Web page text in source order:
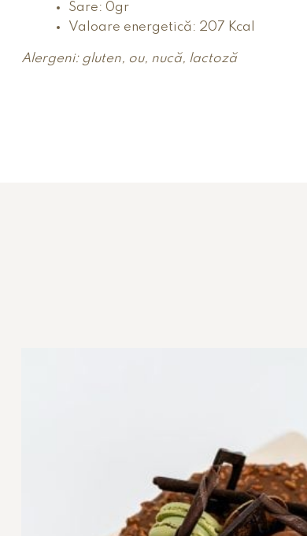
Sare: 0gr
Valoare energetică: 207 Kcal
Alergeni: gluten, ou, nucă, lactoză